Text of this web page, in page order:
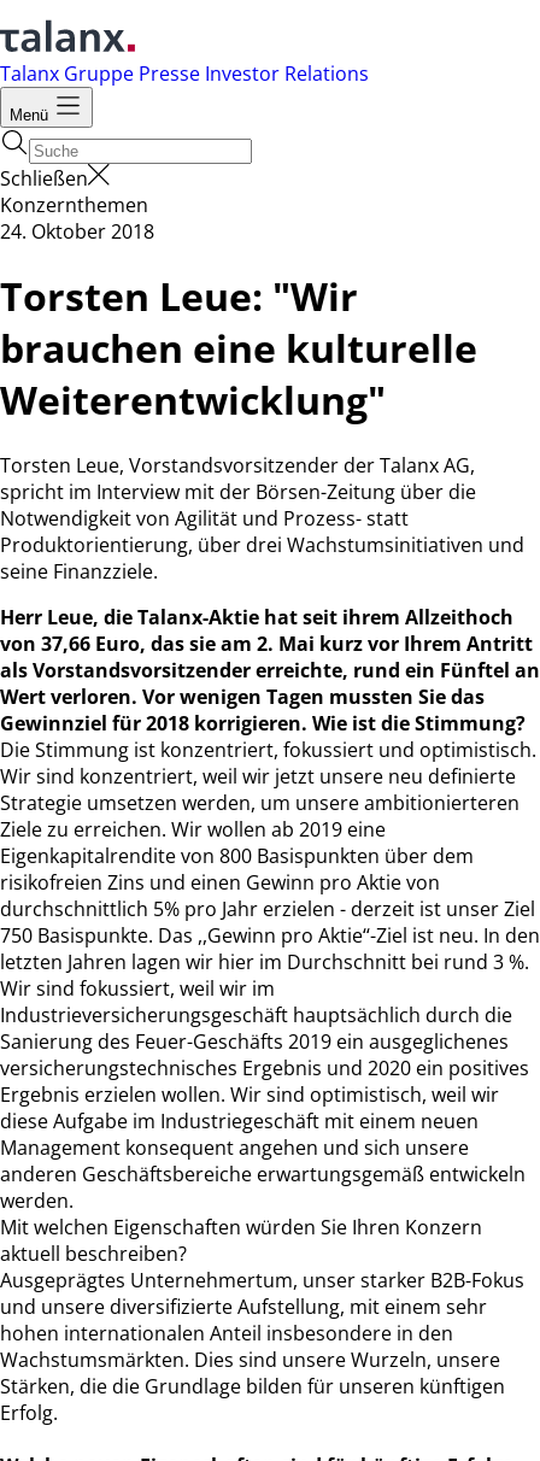
Talanx Gruppe Presse Investor Relations
Menü
Schließen
Konzernthemen
24. Oktober 2018
Torsten Leue: "Wir
brauchen eine kulturelle
Weiterentwicklung"
Torsten Leue, Vorstandsvorsitzender der Talanx AG,
spricht im Interview mit der Börsen-Zeitung über die
Notwendigkeit von Agilität und Prozess- statt
Produktorientierung, über drei Wachstumsinitiativen und
seine Finanzziele.
Herr Leue, die Talanx-Aktie hat seit ihrem Allzeithoch
von 37,66 Euro, das sie am 2. Mai kurz vor Ihrem Antritt
als Vorstandsvorsitzender erreichte, rund ein Fünftel an
Wert verloren. Vor wenigen Tagen mussten Sie das
Gewinnziel für 2018 korrigieren. Wie ist die Stimmung?
Die Stimmung ist konzentriert, fokussiert und optimistisch.
Wir sind konzentriert, weil wir jetzt unsere neu definierte
Strategie umsetzen werden, um unsere ambitionierteren
Ziele zu erreichen. Wir wollen ab 2019 eine
Eigenkapitalrendite von 800 Basispunkten über dem
risikofreien Zins und einen Gewinn pro Aktie von
durchschnittlich 5% pro Jahr erzielen - derzeit ist unser Ziel
750 Basispunkte. Das ,,Gewinn pro Aktie‘‘-Ziel ist neu. In den
letzten Jahren lagen wir hier im Durchschnitt bei rund 3 %.
Wir sind fokussiert, weil wir im
Industrieversicherungsgeschäft hauptsächlich durch die
Sanierung des Feuer-Geschäfts 2019 ein ausgeglichenes
versicherungstechnisches Ergebnis und 2020 ein positives
Ergebnis erzielen wollen. Wir sind optimistisch, weil wir
diese Aufgabe im Industriegeschäft mit einem neuen
Management konsequent angehen und sich unsere
anderen Geschäftsbereiche erwartungsgemäß entwickeln
werden.
Mit welchen Eigenschaften würden Sie Ihren Konzern
aktuell beschreiben?
Ausgeprägtes Unternehmertum, unser starker B2B-Fokus
und unsere diversifizierte Aufstellung, mit einem sehr
hohen internationalen Anteil insbesondere in den
Wachstumsmärkten. Dies sind unsere Wurzeln, unsere
Stärken, die die Grundlage bilden für unseren künftigen
Erfolg.